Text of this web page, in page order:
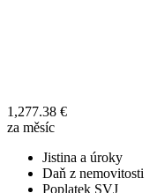
1,277.38 €
za měsíc
Jistina a úroky
Daň z nemovitosti
Poplatek SVJ